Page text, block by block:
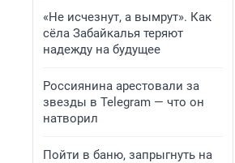
«Не исчезнут, а вымрут». Как
сёла Забайкалья теряют
надежду на будущее
Россиянина арестовали за
звезды в Telegram — что он
натворил
Пойти в баню, запрыгнуть на